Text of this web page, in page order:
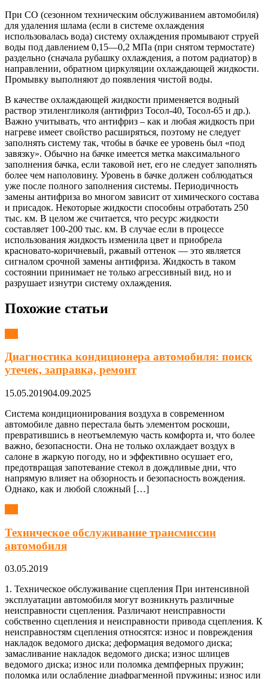
При СО (сезонном техническим обслуживанием автомобиля)
для удаления шлама (если в системе охлаждения
использовалась вода) систему охлаждения промывают струей
воды под давлением 0,15—0,2 МПа (при снятом термостате)
раздельно (сначала рубашку охлаждения, а потом радиатор) в
направлении, обратном циркуляции охлаждающей жидкости.
Промывку выполняют до появления чистой воды.
В качестве охлаждающей жидкости применяется водный
раствор этиленгликоля (антифриз Тосол-40, Тосол-65 и др.).
Важно учитывать, что антифриз – как и любая жидкость при
нагреве имеет свойство расширяться, поэтому не следует
заполнять систему так, чтобы в бачке ее уровень был «под
завязку». Обычно на бачке имеется метка максимального
заполнения бачка, если таковой нет, его не следует заполнять
более чем наполовину. Уровень в бачке должен соблюдаться
уже после полного заполнения системы. Периодичность
замены антифриза во многом зависит от химического состава
и присадок. Некоторые жидкости способны отработать 250
тыс. км. В целом же считается, что ресурс жидкости
составляет 100-200 тыс. км. В случае если в процессе
использования жидкость изменила цвет и приобрела
красновато-коричневый, ржавый оттенок — это является
сигналом срочной замены антифриза. Жидкость в таком
состоянии принимает не только агрессивный вид, но и
разрушает изнутри систему охлаждения.
Похожие статьи
Диагностика кондиционера автомобиля: поиск
утечек, заправка, ремонт
15.05.201904.09.2025
Система кондиционирования воздуха в современном
автомобиле давно перестала быть элементом роскоши,
превратившись в неотъемлемую часть комфорта и, что более
важно, безопасности. Она не только охлаждает воздух в
салоне в жаркую погоду, но и эффективно осушает его,
предотвращая запотевание стекол в дождливые дни, что
напрямую влияет на обзорность и безопасность вождения.
Однако, как и любой сложный […]
Техническое обслуживание трансмиссии
автомобиля
03.05.2019
1. Техническое обслуживание сцепления При интенсивной
эксплуатации автомобиля могут возникнуть различные
неисправности сцепления. Различают неисправности
собственно сцепления и неисправности привода сцепления. К
неисправностям сцепления относятся: износ и повреждения
накладок ведомого диска; деформация ведомого диска;
замасливание накладок ведомого диска; износ шлицев
ведомого диска; износ или поломка демпферных пружин;
поломка или ослабление диафрагменной пружины; износ или